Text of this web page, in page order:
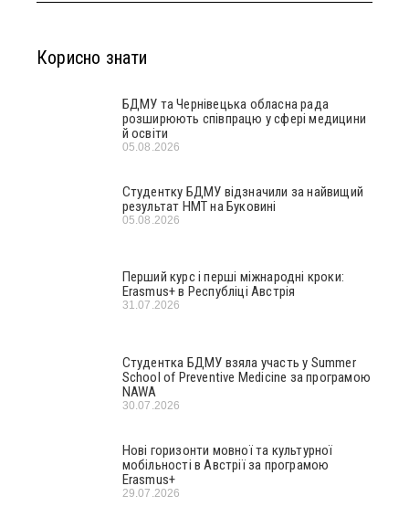
Корисно знати
БДМУ та Чернівецька обласна рада
розширюють співпрацю у сфері медицини
й освіти
05.08.2026
Студентку БДМУ відзначили за найвищий
результат НМТ на Буковині
05.08.2026
Перший курс і перші міжнародні кроки:
Erasmus+ в Республіці Австрія
31.07.2026
Студентка БДМУ взяла участь у Summer
School of Preventive Medicine за програмою
NAWA
30.07.2026
Нові горизонти мовної та культурної
мобільності в Австрії за програмою
Erasmus+
29.07.2026